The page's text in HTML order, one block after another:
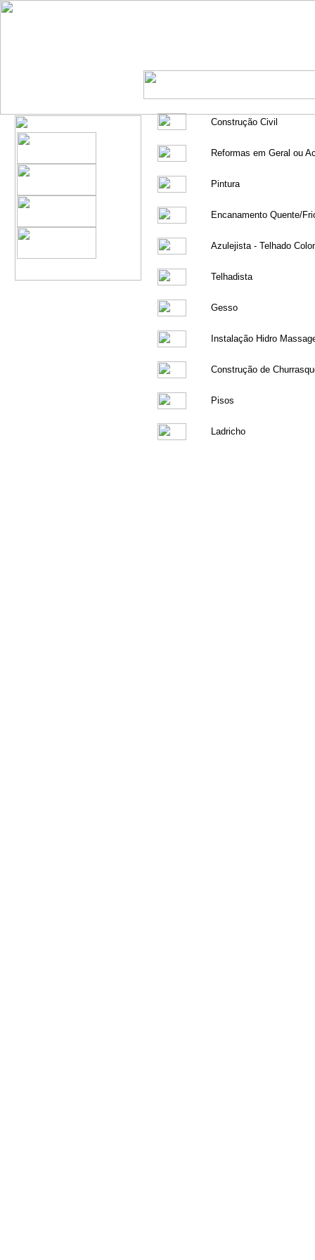
Construção Civil
Reformas em Geral ou
Pintura
Encanamento Quente/
Azulejista - Telhado
Telhadista
Gesso
Instalação Hidro
Construção de
Pisos
Ladricho